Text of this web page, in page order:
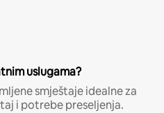
uslugama?
smještaje idealne za
i potrebe preseljenja.